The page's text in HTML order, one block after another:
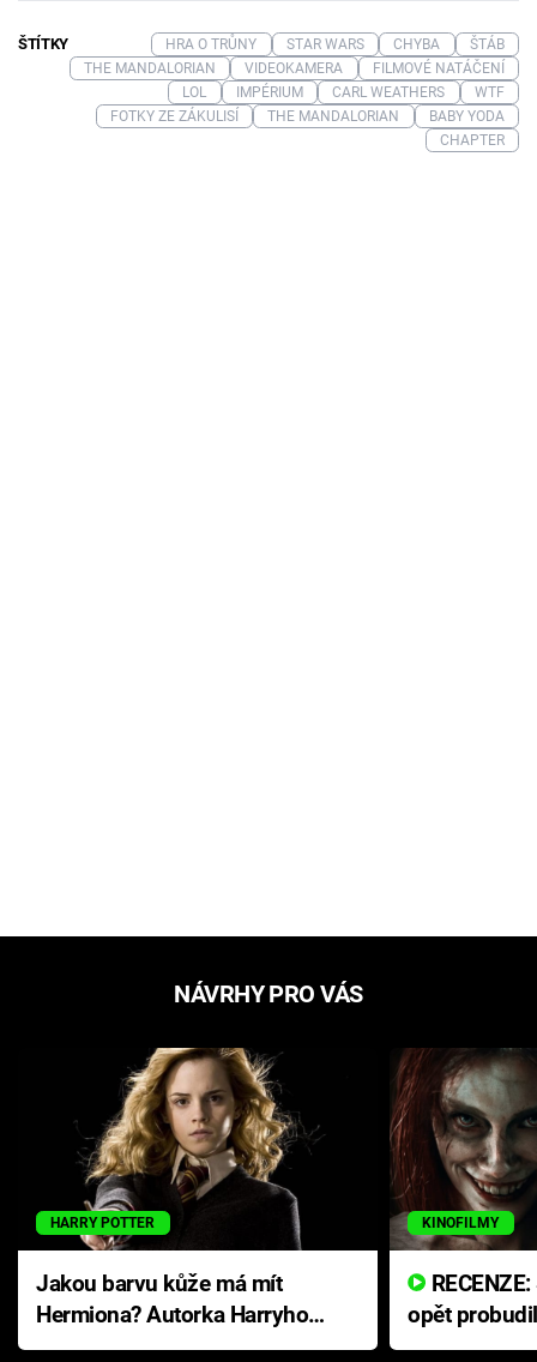
ŠTÍTKY HRA O TRŮNY STAR WARS CHYBA
ŠTÁB
THE MANDALORIAN
VIDEOKAMERA
FILMOVÉ NATÁČENÍ
LOL
IMPÉRIUM CARL WEATHERS
WTF
FOTKY ZE ZÁKULISÍ
THE MANDALORIAN
BABY YODA
CHAPTER
NÁVRHY PRO VÁS
HARRY POTTER
Jakou barvu kůže má mít
Hermiona? Autorka Harryho
Pottera přišla s ráznou
KINOFILMY
opět
přichází s